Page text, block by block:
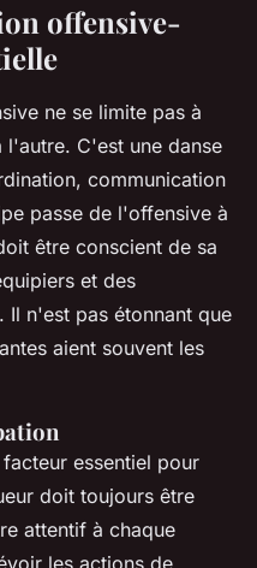
offensive-
ne se limite pas à
l'autre. C'est une danse
communication
passe de l'offensive à
être conscient de sa
et des
Il n'est pas étonnant que
aient souvent les
essentiel pour
doit toujours être
attentif à chaque